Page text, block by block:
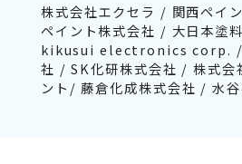
株式会社エクセラ / 関西ペイ
ペイント株式会社 / 大日本塗
kikusui electronics corp. /
社 / SK化研株式会社 / 株式会
ント/ 藤倉化成株式会社 / 水